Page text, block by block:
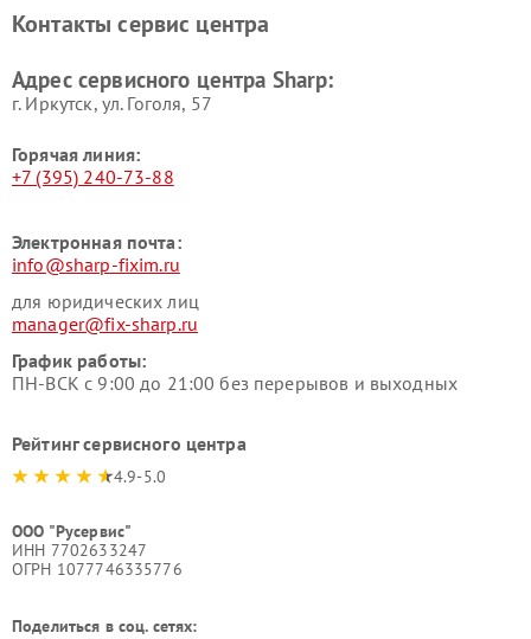
Контакты сервис центра
Адрес сервисного центра Sharp:
г. Иркутск, ул. ​Гоголя, 57
Горячая линия:
+7 (395) 240-73-88
Электронная почта:
info@sharp-fixim.ru
для юридических лиц
manager@fix-sharp.ru
График работы:
ПН-ВСК с 9:00 до 21:00 без перерывов и выходных
Рейтинг сервисного центра
4.9-5.0
ООО "Русервис"
ИНН 7702633247
ОГРН 1077746335776
Поделиться в соц. сетях: